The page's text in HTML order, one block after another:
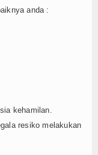
anda :
kehamilan.
resiko melakukan